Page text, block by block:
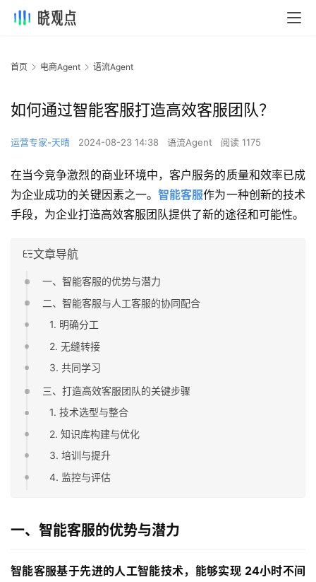
首页 电商Agent 语流Agent
如何通过智能客服打造高效客服团队？
运营专家-天晴 2024-08-23 14:38 语流Agent 阅读 1175
在当今竞争激烈的商业环境中，客户服务的质量和效率已成
为企业成功的关键因素之一。智能客服作为一种创新的技术
手段，为企业打造高效客服团队提供了新的途径和可能性。
文章导航
一、智能客服的优势与潜力
二、智能客服与人工客服的协同配合
1. 明确分工
2. 无缝转接
3. 共同学习
三、打造高效客服团队的关键步骤
1. 技术选型与整合
2. 知识库构建与优化
3. 培训与提升
4. 监控与评估
一、智能客服的优势与潜力
智能客服基于先进的人工智能技术，能够实现 24小时不间